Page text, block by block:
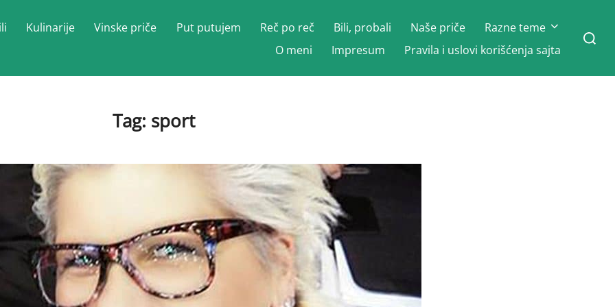
Kulinarije Vinske priče Put putujem Reč po reč Bili, probali Naše priče
Razne teme
O meni
Impresum Pravila i uslovi korišćenja sajta
Search
for:
Tag: sport